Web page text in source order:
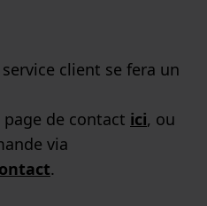
client se fera un
page de contact ici, ou
via
.